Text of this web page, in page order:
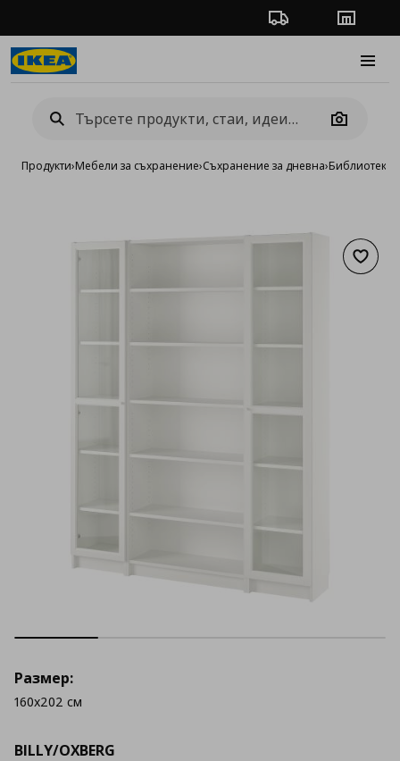
Проследяване на
Camera
Продукти›Мебели за съхранение›Съхранение за дневна›Библиотеки
BILLY/OXBERG
Размер:
160x202 см